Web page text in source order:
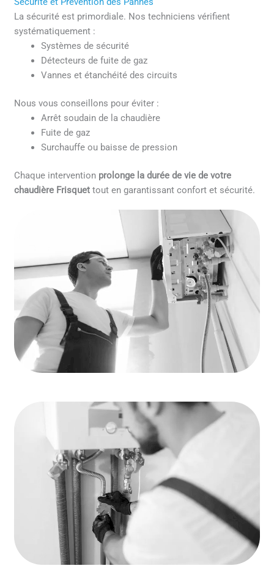
La sécurité est primordiale. Nos techniciens vérifient
systématiquement :
Systèmes de sécurité
Détecteurs de fuite de gaz
Vannes et étanchéité des circuits
Nous vous conseillons pour éviter :
Arrêt soudain de la chaudière
Fuite de gaz
Surchauffe ou baisse de pression
Chaque intervention prolonge la durée de vie de votre
chaudière Frisquet tout en garantissant confort et sécurité.